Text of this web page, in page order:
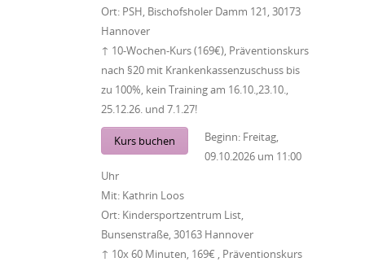
Ort: PSH, Bischofsholer Damm 121, 30173
Hannover
↑ 10-Wochen-Kurs (169€), Präventionskurs
nach §20 mit Krankenkassenzuschuss bis
zu 100%, kein Training am 16.10.,23.10.,
25.12.26. und 7.1.27!
Kurs buchen Beginn: Freitag,
09.10.2026 um 11:00
Uhr
Mit: Kathrin Loos
Ort: Kindersportzentrum List,
Bunsenstraße, 30163 Hannover
↑ 10x 60 Minuten, 169€ , Präventionskurs